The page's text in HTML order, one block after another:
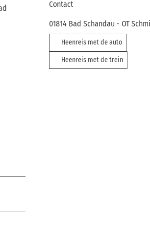
Contact
01814 Bad Schandau - OT
Heenreis met de auto
Heenreis met de trein